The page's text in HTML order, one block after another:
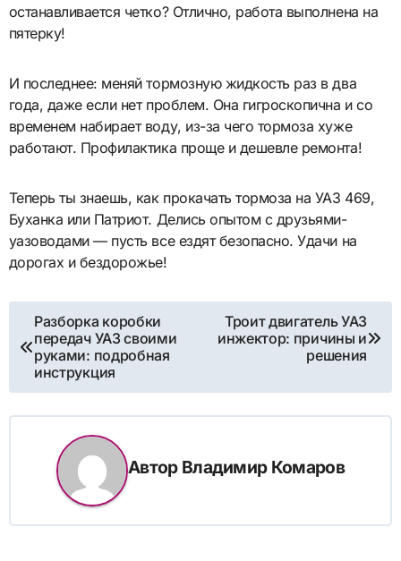
останавливается четко? Отлично, работа выполнена на
пятерку!
И последнее: меняй тормозную жидкость раз в два
года, даже если нет проблем. Она гигроскопична и со
временем набирает воду, из-за чего тормоза хуже
работают. Профилактика проще и дешевле ремонта!
Теперь ты знаешь, как прокачать тормоза на УАЗ 469,
Буханка или Патриот. Делись опытом с друзьями-
уазоводами — пусть все ездят безопасно. Удачи на
дорогах и бездорожье!
Навигация
по
записям
Разборка коробки
передач УАЗ своими
руками: подробная
инструкция
Троит двигатель УАЗ
инжектор: причины и
решения
Автор Владимир Комаров